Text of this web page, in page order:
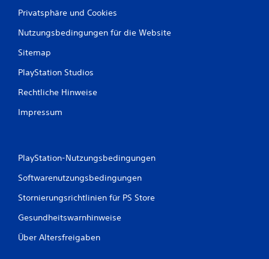
e
e
e
i
t
p
i
e
e
o
e
Privatsphäre und Cookies
Nutzungsbedingungen für die Website
Sitemap
PlayStation Studios
Rechtliche Hinweise
Impressum
PlayStation-Nutzungsbedingungen
Softwarenutzungsbedingungen
Stornierungsrichtlinien für PS Store
Gesundheitswarnhinweise
Über Altersfreigaben